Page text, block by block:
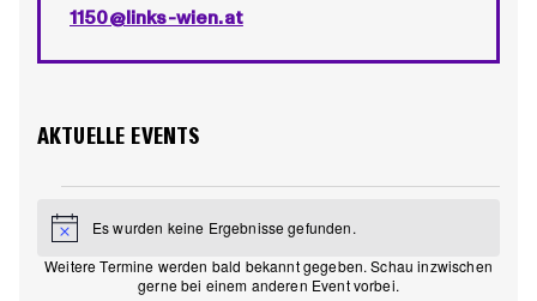
1150@links-wien.at
AKTUELLE EVENTS
HinweisEs wurden keine Ergebnisse gefunden.